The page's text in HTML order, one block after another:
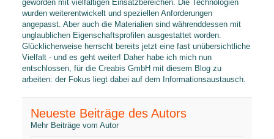
geworden mit vielfältigen Einsatzbereichen. Die Technologien
wurden weiterentwickelt und speziellen Anforderungen
angepasst. Aber auch die Materialien sind währenddessen mit
unglaublichen Eigenschaftsprofilen ausgestattet worden.
Glücklicherweise herrscht bereits jetzt eine fast unübersichtliche
Vielfalt - und es geht weiter! Daher habe ich mich nun
entschlossen, für die Creabis GmbH mit diesem Blog zu
arbeiten: der Fokus liegt dabei auf dem Informationsaustausch.
Neueste Beiträge des Autors
Mehr Beiträge vom Autor